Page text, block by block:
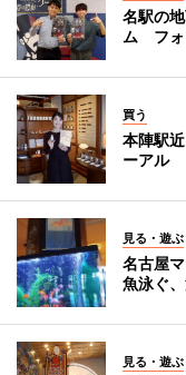
名駅の
ム フォ
買う
本陣駅
ーアル
見る・遊ぶ
名古屋
魚泳ぐ
見る・遊ぶ